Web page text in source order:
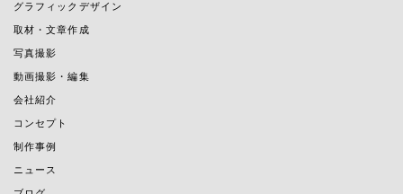
グラフィックデザイン
取材・文章作成
写真撮影
動画撮影・編集
会社紹介
コンセプト
制作事例
ニュース